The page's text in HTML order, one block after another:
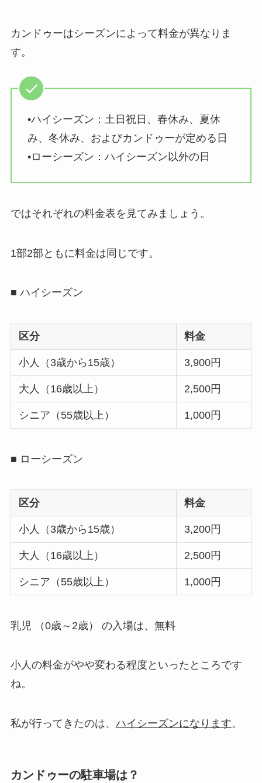
カンドゥーはシーズンによって料金が異なりま
す。
•ハイシーズン：土日祝日、春休み、夏休
み、冬休み、およびカンドゥーが定める日
•ローシーズン：ハイシーズン以外の日
ではそれぞれの料金表を見てみましょう。
1部2部ともに料金は同じです。
■ ハイシーズン
区分 料金
小人（3歳から15歳） 3,900円
大人（16歳以上） 2,500円
シニア（55歳以上） 1,000円
■ ローシーズン
区分 料金
小人（3歳から15歳） 3,200円
大人（16歳以上） 2,500円
シニア（55歳以上） 1,000円
乳児 （0歳～2歳） の入場は、無料
小人の料金がやや変わる程度といったところです
ね。
私が行ってきたのは、 ハイシーズンになります。
カンドゥーの駐車場は？